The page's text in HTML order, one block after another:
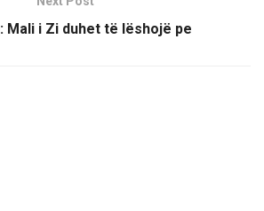
Mali i Zi duhet të lëshojë pe